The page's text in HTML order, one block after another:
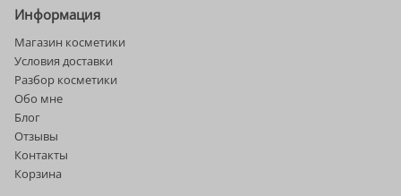
Информация
Магазин косметики
Условия доставки
Разбор косметики
Обо мне
Блог
Отзывы
Контакты
Корзина